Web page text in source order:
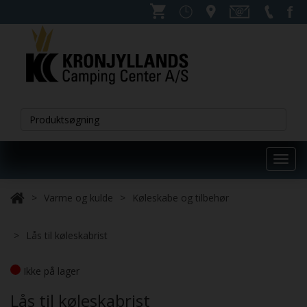
Varme og kulde Køleskabe og tilbehør
Lås til køleskabrist
Ikke på lager
Lås til køleskabrist